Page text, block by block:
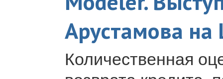
Арустамова на
Количественная